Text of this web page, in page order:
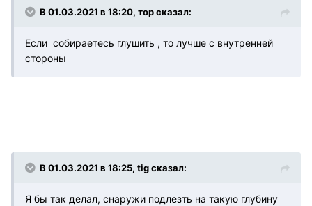
В 01.03.2021 в 18:20, тор сказал:
Если собираетесь глушить , то лучше с внутренней
стороны
В 01.03.2021 в 18:25, tig сказал:
Я бы так делал, снаружи подлезть на такую глубину